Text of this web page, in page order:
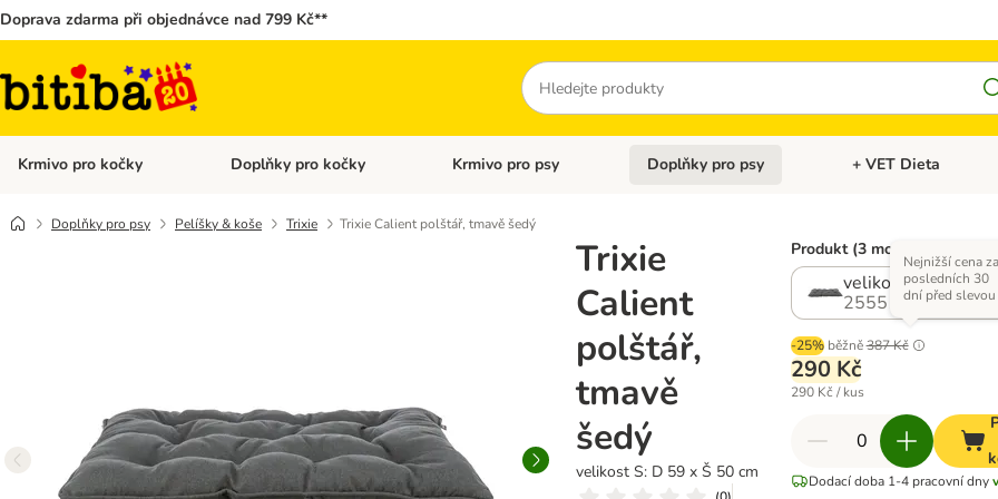
Doprava zdarma při objednávce nad 799 Kč**
Hledat
Krmivo pro kočky Otevřít menu: Krmivo pro kočky
Doplňky pro kočky Otevřít menu: Doplňky pro kočky
Krmivo pro psy Otevřít menu: Krmivo pro psy
Doplňky pro psy Otevřít menu: Doplňky
+ VET Dieta
Doplňky pro psy Pelíšky & koše Trixie Trixie Calient polštář, tmavě šedý
Trixie
Calient
polštář,
tmavě
šedý
velikost S: D 59 x Š 50 cm
Produkt (3 možností)
velikost S: D 59 x
2555132.2
-25% běžně387 Kč
Nejnižší cena za
posledních 30
dní před slevou
290 Kč
290 Kč / kus
Dodací doba 1-4 pracovní dny